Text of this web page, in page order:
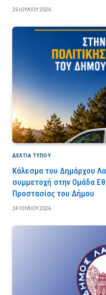
26 ΙΟΥΛΊΟΥ 2026
ΔΕΛΤΙΑ ΤΥΠΟΥ
Κάλεσμα του Δημάρχου
συμμετοχή στην Ομάδα
Προστασίας του Δήμου
24 ΙΟΥΛΊΟΥ 2026